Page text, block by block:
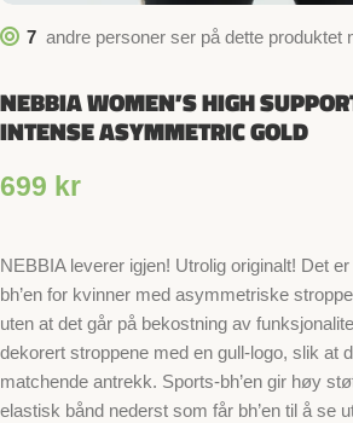
7 andre personer ser på dette produktet
NEBBIA WOMEN’S HIGH
INTENSE ASYMMETRIC GOLD
699 kr
NEBBIA leverer igjen! Utrolig originalt! Det
bh’en for kvinner med asymmetriske
uten at det går på bekostning av
dekorert stroppene med en gull-logo, slik at
matchende antrekk. Sports-bh’en gir høy
elastisk bånd nederst som får bh’en til å se